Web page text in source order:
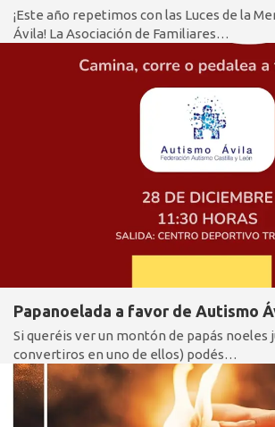
¡Este año repetimos con las Luces de la
Ávila! La Asociación de Familiares…
Papanoelada a favor de Autismo
Si queréis ver un montón de papás noeles
convertiros en uno de ellos) podés…